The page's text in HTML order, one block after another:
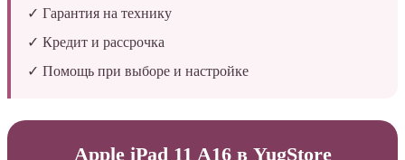
✓ Гарантия на технику
✓ Кредит и рассрочка
✓ Помощь при выборе и настройке
Apple iPad 11 A16 в YugStore